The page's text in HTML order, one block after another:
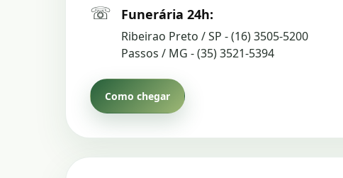
☏ Funerária 24h:
Ribeirao Preto / SP - (16) 3505-5200
Passos / MG - (35) 3521-5394
Como chegar